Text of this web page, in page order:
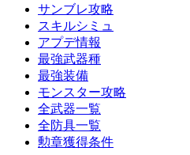
サンブレ攻略
スキルシミュ
アプデ情報
最強武器種
最強装備
モンスター攻略
全武器一覧
全防具一覧
勲章獲得条件